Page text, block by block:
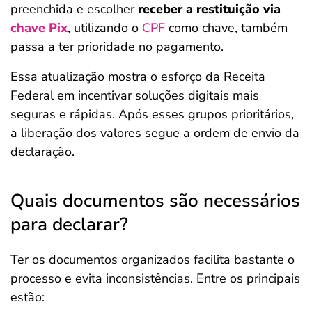
preenchida e escolher receber a restituição via
chave Pix, utilizando o CPF como chave, também
passa a ter prioridade no pagamento.
Essa atualização mostra o esforço da Receita
Federal em incentivar soluções digitais mais
seguras e rápidas. Após esses grupos prioritários,
a liberação dos valores segue a ordem de envio da
declaração.
Quais documentos são necessários
para declarar?
Ter os documentos organizados facilita bastante o
processo e evita inconsistências. Entre os principais
estão: